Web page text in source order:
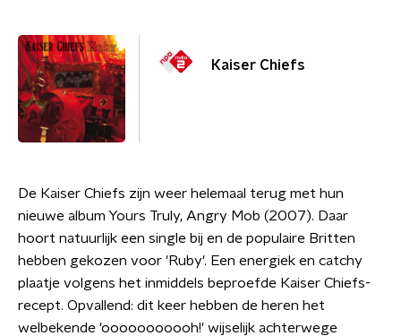
Kaiser Chiefs
De Kaiser Chiefs zijn weer helemaal terug met hun
nieuwe album Yours Truly, Angry Mob (2007). Daar
hoort natuurlijk een single bij en de populaire Britten
hebben gekozen voor 'Ruby'. Een energiek en catchy
plaatje volgens het inmiddels beproefde Kaiser Chiefs-
recept. Opvallend: dit keer hebben de heren het
welbekende 'ooooooooooh!' wijselijk achterwege